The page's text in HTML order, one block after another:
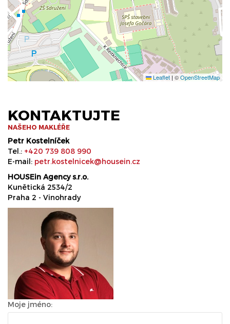
Leaflet |©OpenStreetMap
KONTAKTUJTE
NAŠEHO MAKLÉŘE
Petr Kostelníček
Tel.: +420 739 808 990
E-mail: petr.kostelnicek@housein.cz
HOUSEin Agency s.r.o.
Kunětická 2534/2
Praha 2 - Vinohrady
Moje jméno: